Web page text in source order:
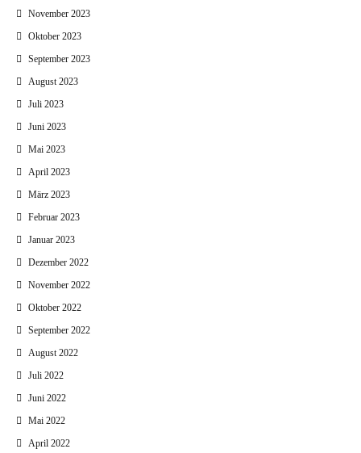
November 2023
Oktober 2023
September 2023
August 2023
Juli 2023
Juni 2023
Mai 2023
April 2023
März 2023
Februar 2023
Januar 2023
Dezember 2022
November 2022
Oktober 2022
September 2022
August 2022
Juli 2022
Juni 2022
Mai 2022
April 2022